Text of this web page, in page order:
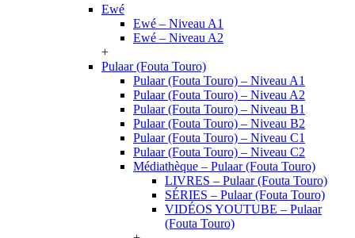
Ewé
Ewé – Niveau A1
Ewé – Niveau A2
+
Pulaar (Fouta Touro)
Pulaar (Fouta Touro) – Niveau A1
Pulaar (Fouta Touro) – Niveau A2
Pulaar (Fouta Touro) – Niveau B1
Pulaar (Fouta Touro) – Niveau B2
Pulaar (Fouta Touro) – Niveau C1
Pulaar (Fouta Touro) – Niveau C2
Médiathèque – Pulaar (Fouta Touro)
LIVRES – Pulaar (Fouta Touro)
SÉRIES – Pulaar (Fouta Touro)
VIDÉOS YOUTUBE – Pulaar
(Fouta Touro)